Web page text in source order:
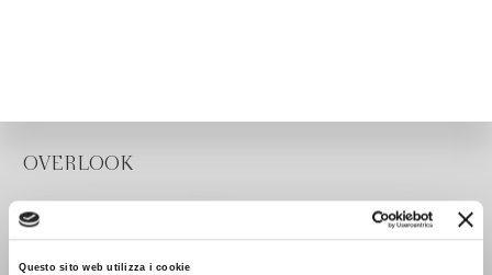
Questo sito web utilizza i cookie
OVERLOOK